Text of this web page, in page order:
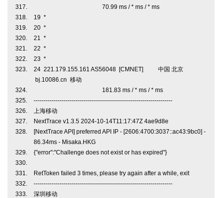
70.99 ms / * ms / * ms
19 *
20 *
21 *
22 *
23 *
24 221.179.155.161 AS56048 [CMNET] 中国 北京
bj.10086.cn 移动
181.83 ms / * ms / * ms
----------------------------------------------------------------------
上海移动
NextTrace v1.3.5 2024-10-14T11:17:47Z 4ae9d8e
[NextTrace API] preferred API IP - [2606:4700:3037::ac43:9bc0] -
86.34ms - Misaka.HKG
{"error":"Challenge does not exist or has expired"}
RetToken failed 3 times, please try again after a while, exit
----------------------------------------------------------------------
深圳移动